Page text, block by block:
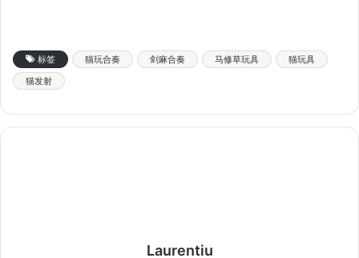
标签 猫玩合奏 剑麻合奏 马修草玩具
猫玩具
猫发射
Laurentiu